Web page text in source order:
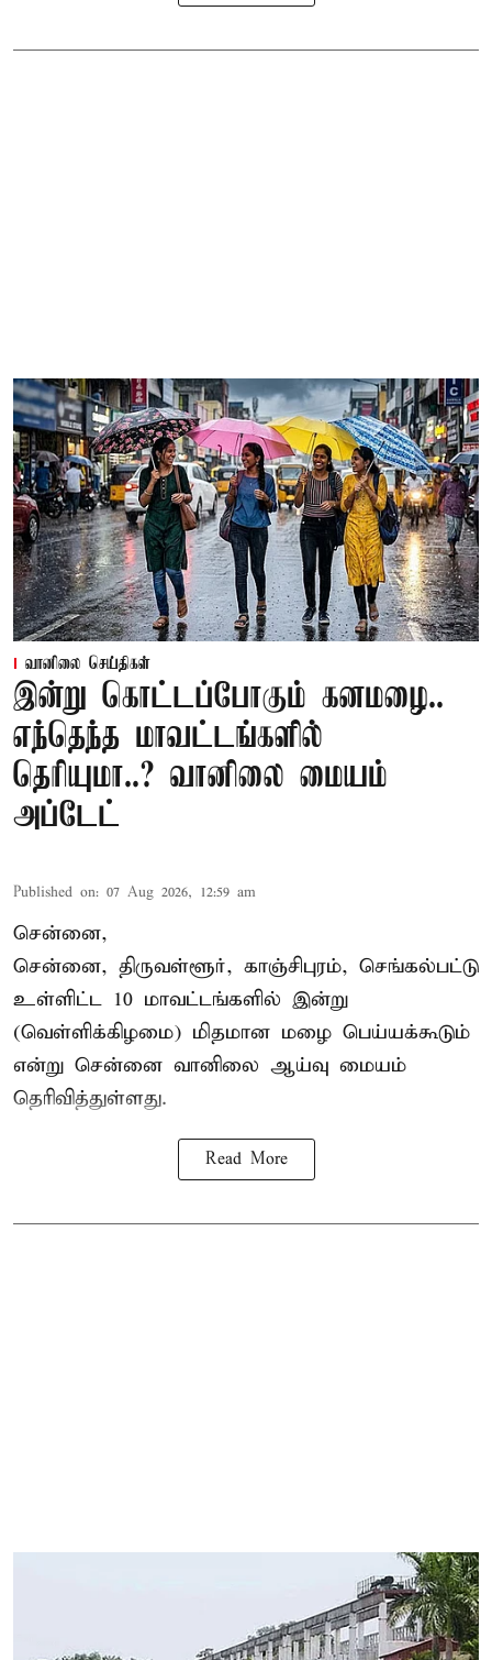
வானிலை செய்திகள்
இன்று கொட்டப்போகும் கனமழை..
எந்தெந்த மாவட்டங்களில்
தெரியுமா..? வானிலை மையம்
அப்டேட்
Published on: 07 Aug 2026, 12:59 am
சென்னை,
சென்னை, திருவள்ளூர், காஞ்சிபுரம், செங்கல்பட்டு
உள்ளிட்ட 10 மாவட்டங்களில் இன்று
(வெள்ளிக்கிழமை) மிதமான மழை பெய்யக்கூடும்
என்று சென்னை வானிலை ஆய்வு மையம்
தெரிவித்துள்ளது.
Read More